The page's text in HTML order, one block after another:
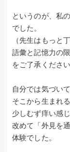
というのが、私
でした。
（先生はもっと
語彙と記憶力の
をご了承ください
自分では気づい
そこから生まれ
少しむず痒い感
改めて「外見を
体験でした。